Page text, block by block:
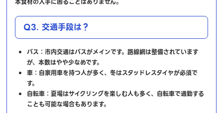
本食材の入手に困ることはありません。
Q3. 交通手段は？
バス：市内交通はバスがメインです。路線網は整備されています
が、本数はやや少なめです。
車：自家用車を持つ人が多く、冬はスタッドレスタイヤが必須で
す。
自転車：夏場はサイクリングを楽しむ人も多く、自転車で通勤する
ことも可能な場合もあります。